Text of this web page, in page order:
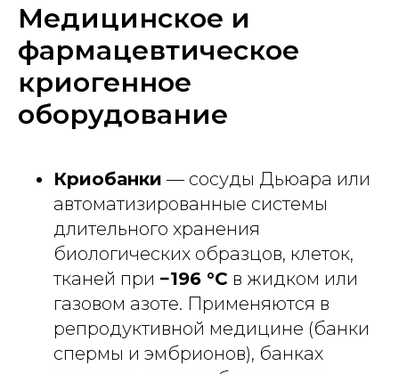
Медицинское и
фармацевтическое
криогенное
оборудование
Криобанки — сосуды Дьюара или
автоматизированные системы
длительного хранения
биологических образцов, клеток,
тканей при −196 °C в жидком или
газовом азоте. Применяются в
репродуктивной медицине (банки
спермы и эмбрионов), банках